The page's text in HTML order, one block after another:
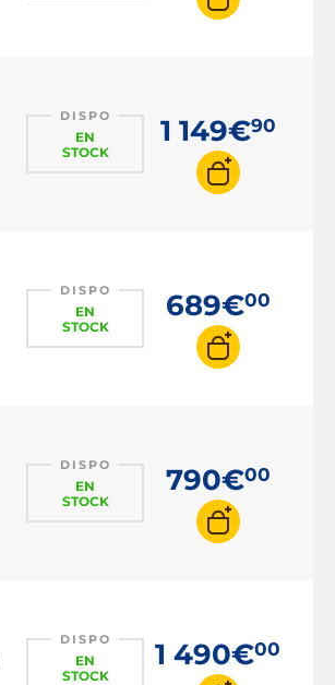
DISPO
EN
STOCK
1 149€90
DISPO
EN
STOCK
689€00
DISPO
EN
STOCK
790€00
DISPO
EN
STOCK
1 490€00